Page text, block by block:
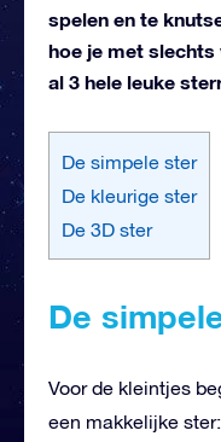
spelen en te
hoe je met slechts
al 3 hele leuke
De simpele ster
De kleurige ster
De 3D ster
De
Voor de kleintjes
een makkelijke